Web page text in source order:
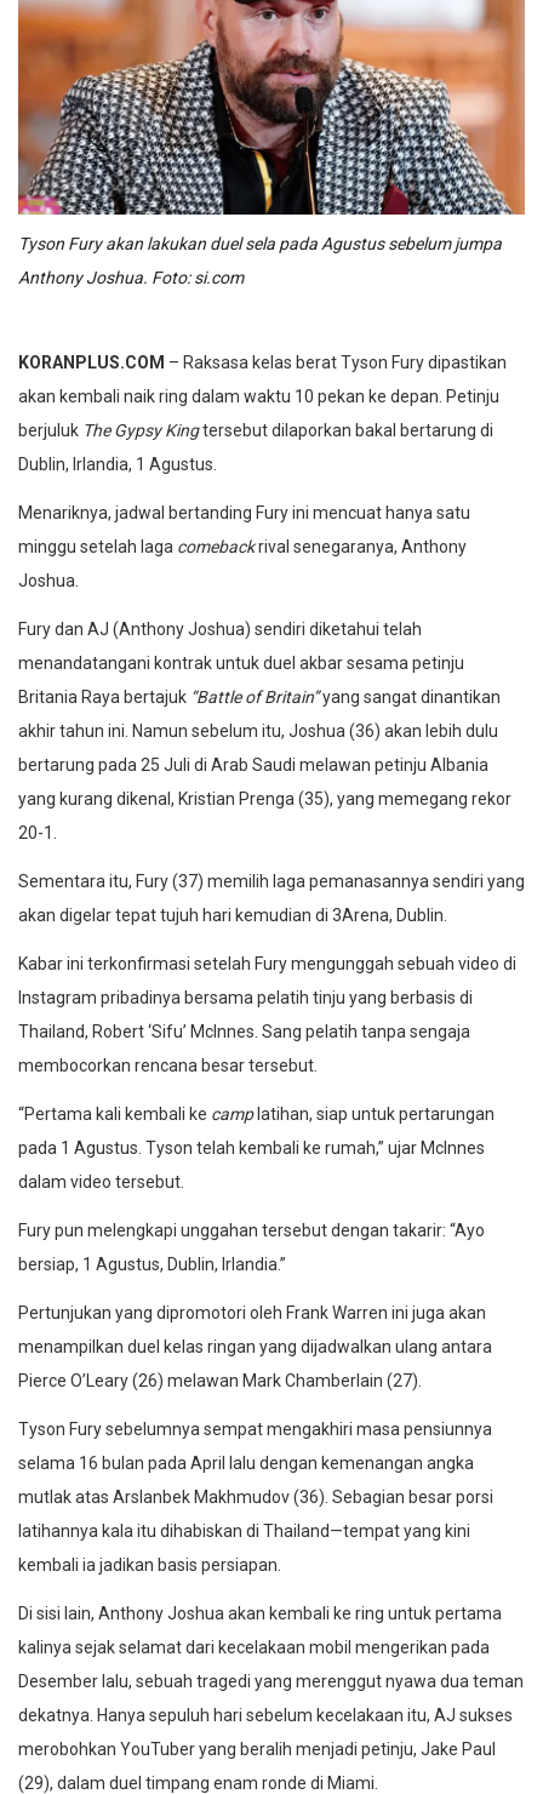
Tyson Fury akan lakukan duel sela pada Agustus sebelum jumpa
Anthony Joshua. Foto: si.com
KORANPLUS.COM – Raksasa kelas berat Tyson Fury dipastikan
akan kembali naik ring dalam waktu 10 pekan ke depan. Petinju
berjuluk The Gypsy Kingtersebut dilaporkan bakal bertarung di
Dublin, Irlandia, 1 Agustus.
Menariknya, jadwal bertanding Fury ini mencuat hanya satu
minggu setelah laga comebackrival senegaranya, Anthony
Joshua.
Fury dan AJ (Anthony Joshua) sendiri diketahui telah
menandatangani kontrak untuk duel akbar sesama petinju
Britania Raya bertajuk “Battle of Britain”yang sangat dinantikan
akhir tahun ini. Namun sebelum itu, Joshua (36) akan lebih dulu
bertarung pada 25 Juli di Arab Saudi melawan petinju Albania
yang kurang dikenal, Kristian Prenga (35), yang memegang rekor
20-1.
Sementara itu, Fury (37) memilih laga pemanasannya sendiri yang
akan digelar tepat tujuh hari kemudian di 3Arena, Dublin.
Kabar ini terkonfirmasi setelah Fury mengunggah sebuah video di
Instagram pribadinya bersama pelatih tinju yang berbasis di
Thailand, Robert ‘Sifu’ McInnes. Sang pelatih tanpa sengaja
membocorkan rencana besar tersebut.
“Pertama kali kembali ke camplatihan, siap untuk pertarungan
pada 1 Agustus. Tyson telah kembali ke rumah,” ujar McInnes
dalam video tersebut.
Fury pun melengkapi unggahan tersebut dengan takarir: “Ayo
bersiap, 1 Agustus, Dublin, Irlandia.”
Pertunjukan yang dipromotori oleh Frank Warren ini juga akan
menampilkan duel kelas ringan yang dijadwalkan ulang antara
Pierce O’Leary (26) melawan Mark Chamberlain (27).
Tyson Fury sebelumnya sempat mengakhiri masa pensiunnya
selama 16 bulan pada April lalu dengan kemenangan angka
mutlak atas Arslanbek Makhmudov (36). Sebagian besar porsi
latihannya kala itu dihabiskan di Thailand—tempat yang kini
kembali ia jadikan basis persiapan.
Di sisi lain, Anthony Joshua akan kembali ke ring untuk pertama
kalinya sejak selamat dari kecelakaan mobil mengerikan pada
Desember lalu, sebuah tragedi yang merenggut nyawa dua teman
dekatnya. Hanya sepuluh hari sebelum kecelakaan itu, AJ sukses
merobohkan YouTuber yang beralih menjadi petinju, Jake Paul
(29), dalam duel timpang enam ronde di Miami.